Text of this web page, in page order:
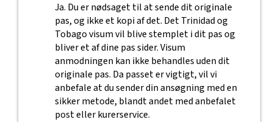
Ja. Du er nødsaget til at sende dit originale
pas, og ikke et kopi af det. Det Trinidad og
Tobago visum vil blive stemplet i dit pas og
bliver et af dine pas sider. Visum
anmodningen kan ikke behandles uden dit
originale pas. Da passet er vigtigt, vil vi
anbefale at du sender din ansøgning med en
sikker metode, blandt andet med anbefalet
post eller kurerservice.